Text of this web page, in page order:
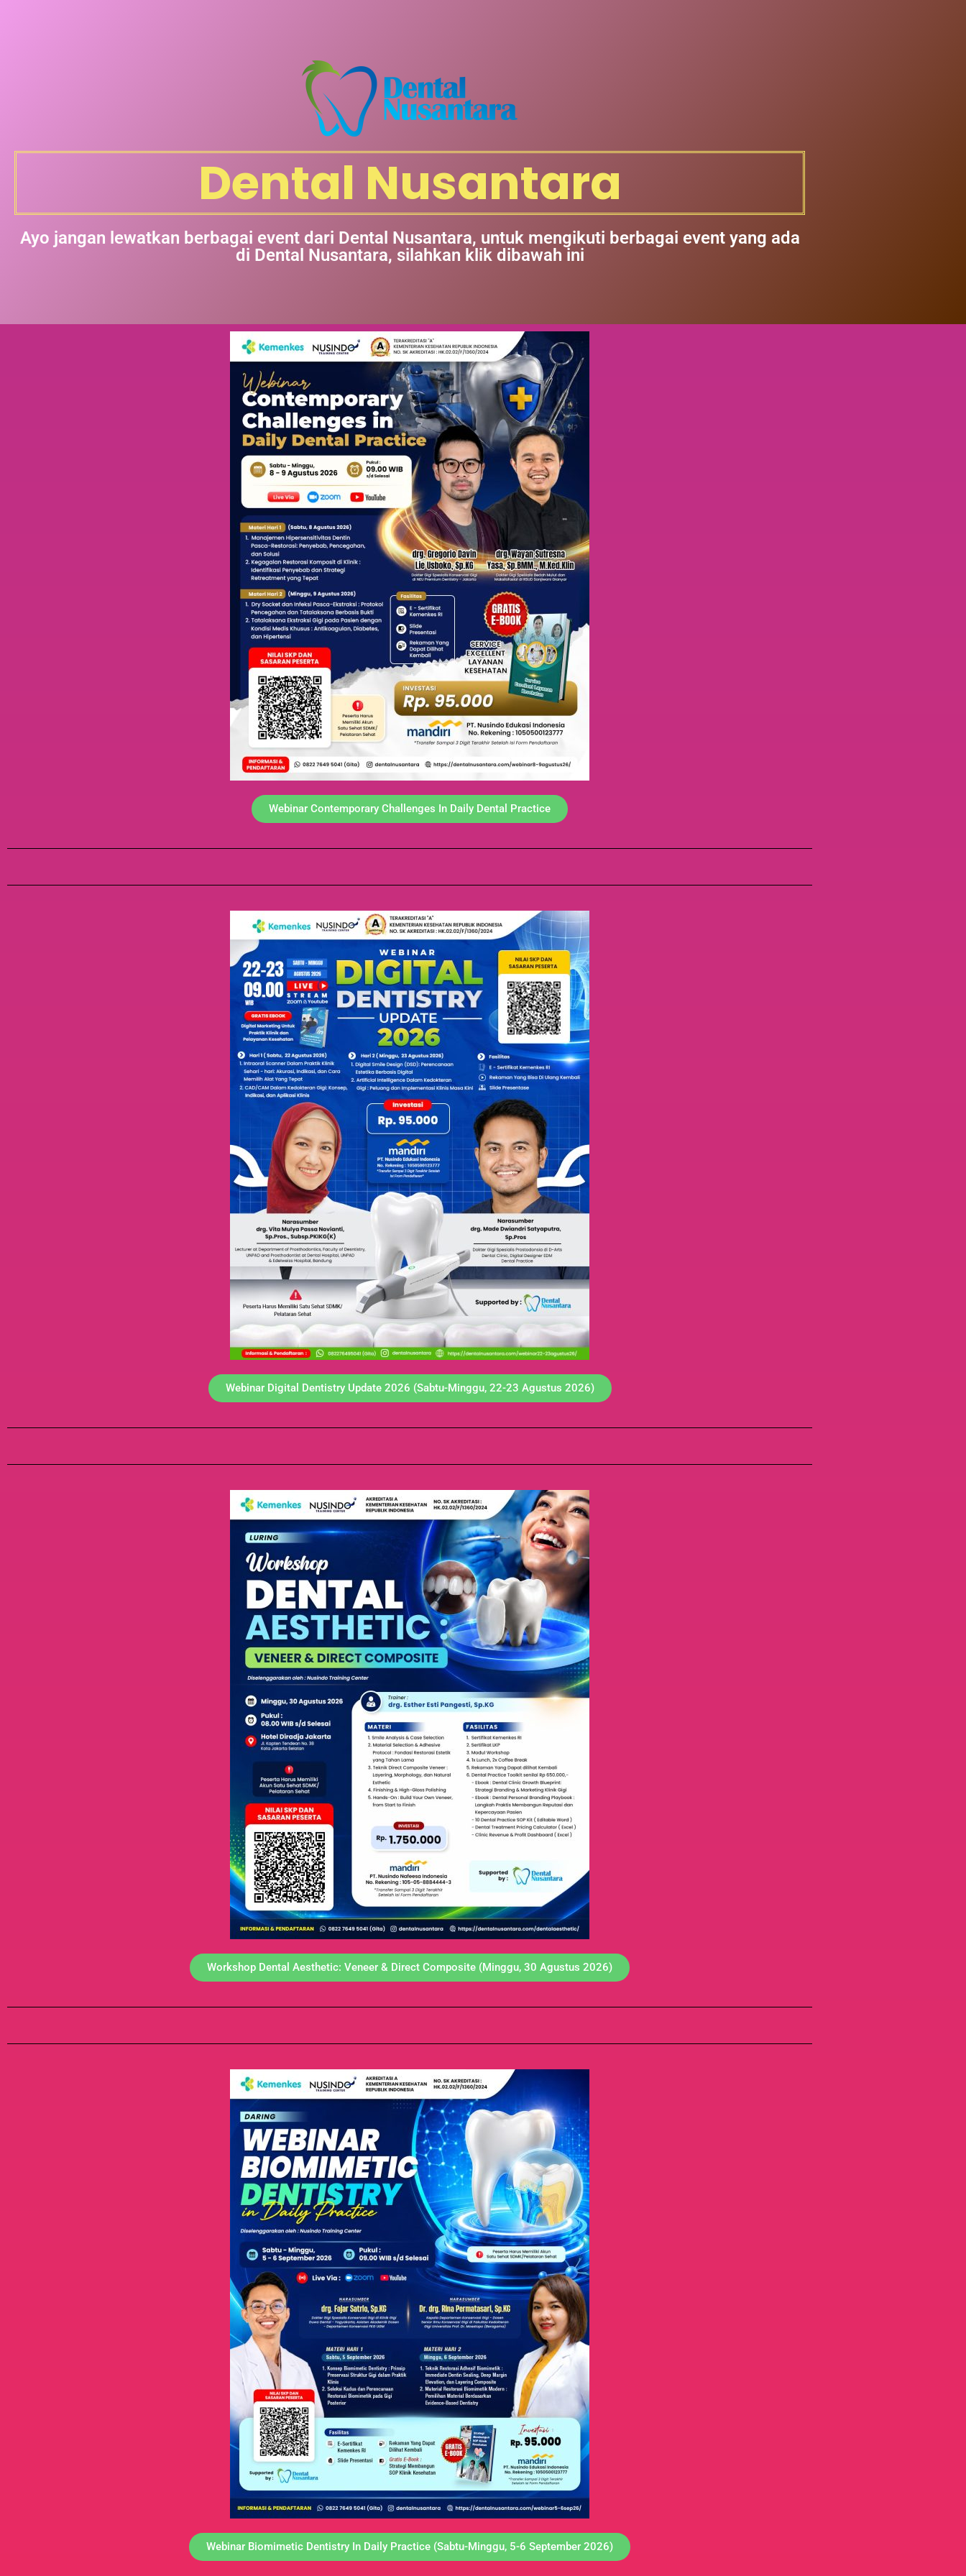
Dental Nusantara
Ayo jangan lewatkan berbagai event dari Dental Nusantara, untuk mengikuti berbagai event yang ada
di Dental Nusantara, silahkan klik dibawah ini
Webinar Contemporary Challenges In Daily Dental Practice
Webinar Digital Dentistry Update 2026 (Sabtu-Minggu, 22-23 Agustus 2026)
Workshop Dental Aesthetic: Veneer & Direct Composite (Minggu, 30 Agustus 2026)
Webinar Biomimetic Dentistry In Daily Practice (Sabtu-Minggu, 5-6 September 2026)